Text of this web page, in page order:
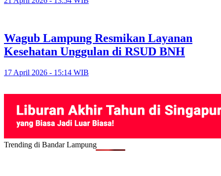
Wagub Lampung Resmikan Layanan
Kesehatan Unggulan di RSUD BNH
17 April 2026 - 15:14 WIB
Trending di Bandar Lampung